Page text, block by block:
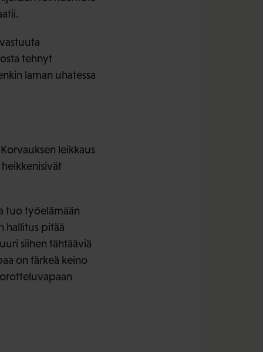
tehnyt
laman uhatessa
leikkaus
tuo työelämään
hallitus pitää
siihen tähtääviä
on tärkeä keino